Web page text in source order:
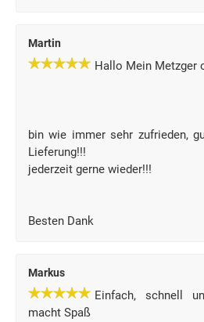
Martin
Hallo Mein Metzger
bin wie immer sehr zufrieden,
Lieferung!!!
jederzeit gerne wieder!!!
Besten Dank
Markus
Einfach, schnell
macht Spaß